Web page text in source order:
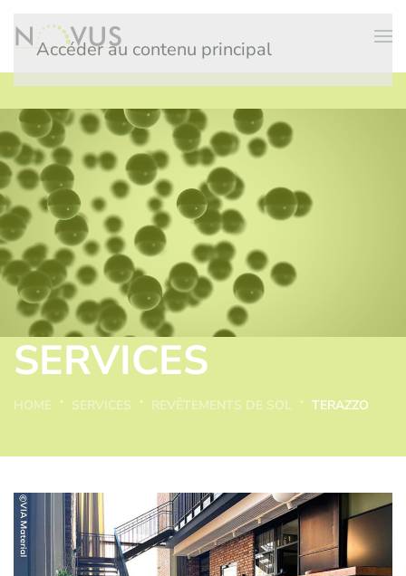
Accéder au contenu principal
SERVICES
HOME SERVICES REVÊTEMENTS DE SOL TERAZZO